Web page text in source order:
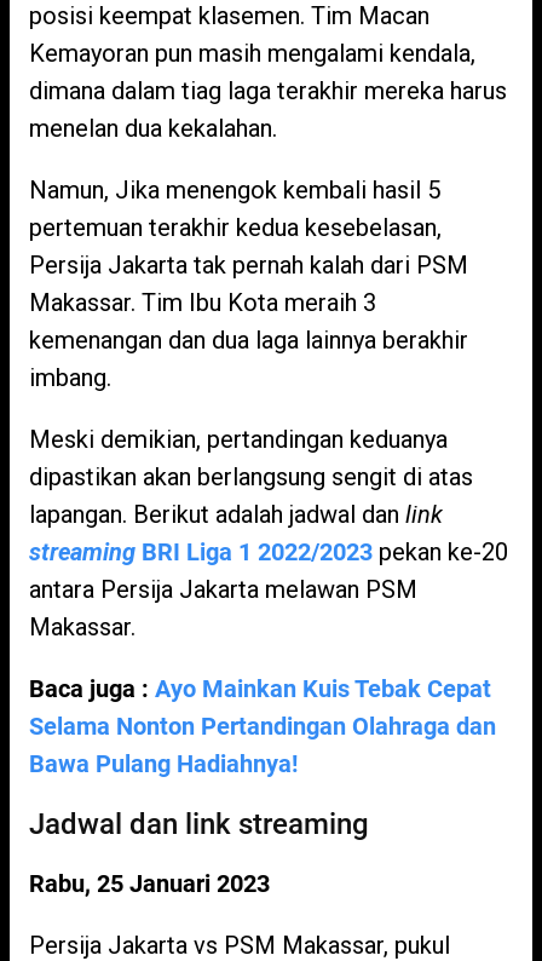
posisi keempat klasemen. Tim Macan
Kemayoran pun masih mengalami kendala,
dimana dalam tiag laga terakhir mereka harus
menelan dua kekalahan.
Namun, Jika menengok kembali hasil 5
pertemuan terakhir kedua kesebelasan,
Persija Jakarta tak pernah kalah dari PSM
Makassar. Tim Ibu Kota meraih 3
kemenangan dan dua laga lainnya berakhir
imbang.
Meski demikian, pertandingan keduanya
dipastikan akan berlangsung sengit di atas
lapangan. Berikut adalah jadwal dan link
streaming BRI Liga 1 2022/2023 pekan ke-20
antara Persija Jakarta melawan PSM
Makassar.
Baca juga : Ayo Mainkan Kuis Tebak Cepat
Selama Nonton Pertandingan Olahraga dan
Bawa Pulang Hadiahnya!
Jadwal dan link streaming
Rabu, 25 Januari 2023
Persija Jakarta vs PSM Makassar, pukul